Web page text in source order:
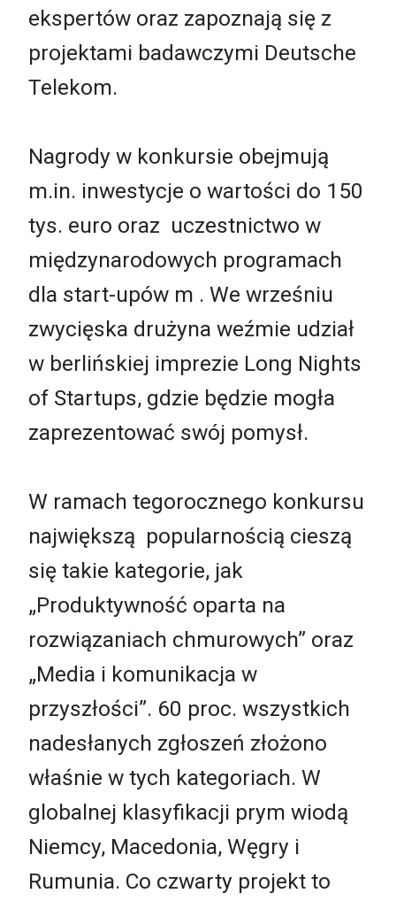
ekspertów oraz zapoznają się z
projektami badawczymi Deutsche
Telekom.
Nagrody w konkursie obejmują
m.in. inwestycje o wartości do 150
tys. euro oraz uczestnictwo w
międzynarodowych programach
dla start-upów m . We wrześniu
zwycięska drużyna weźmie udział
w berlińskiej imprezie Long Nights
of Startups, gdzie będzie mogła
zaprezentować swój pomysł.
W ramach tegorocznego konkursu
największą popularnością cieszą
się takie kategorie, jak
„Produktywność oparta na
rozwiązaniach chmurowych” oraz
„Media i komunikacja w
przyszłości”. 60 proc. wszystkich
nadesłanych zgłoszeń złożono
właśnie w tych kategoriach. W
globalnej klasyfikacji prym wiodą
Niemcy, Macedonia, Węgry i
Rumunia. Co czwarty projekt to